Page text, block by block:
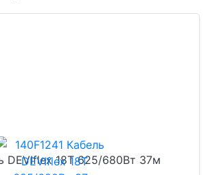
DEVIflex 18T 625/680Вт 37м